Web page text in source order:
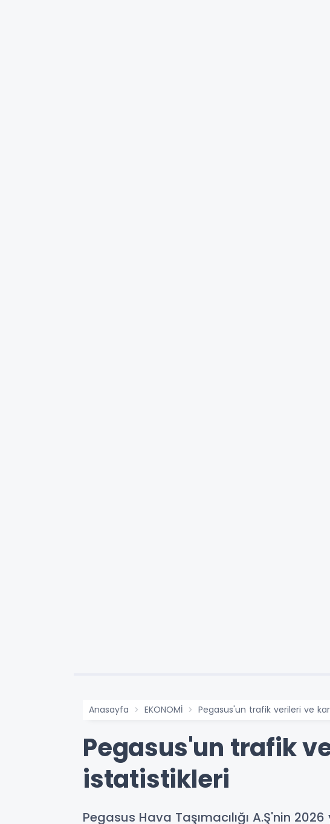
Anasayfa EKONOMİ Pegasus'un trafik verileri ve
Pegasus'un trafik
istatistikleri
Pegasus Hava Taşımacılığı A.Ş'nin